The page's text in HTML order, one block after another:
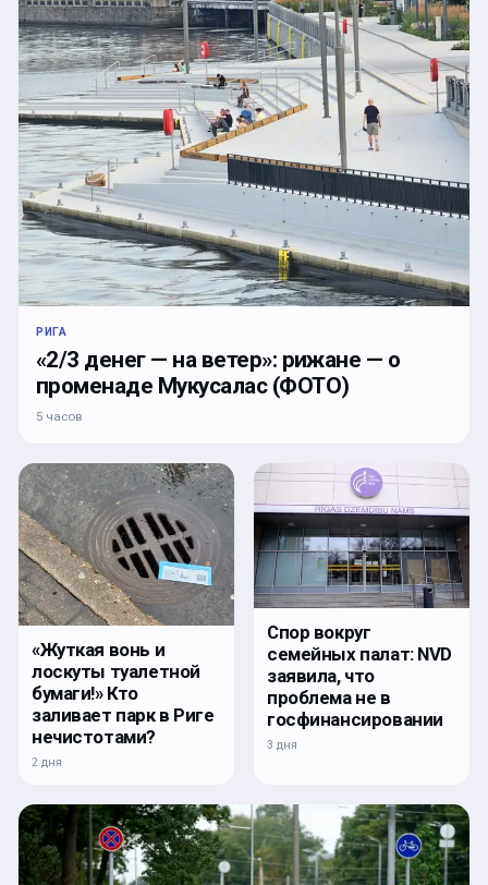
РИГА
«2/3 денег — на ветер»: рижане — о
променаде Мукусалас (ФОТО)
5 часов
«Жуткая вонь и
лоскуты туалетной
бумаги!» Кто
заливает парк в Риге
нечистотами?
2 дня
Спор вокруг
семейных палат: NVD
заявила, что
проблема не в
госфинансировании
3 дня